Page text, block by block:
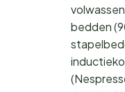
bedden